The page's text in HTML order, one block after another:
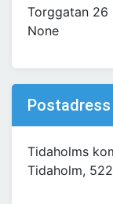
Torggatan 26
None
Postadress
Tidaholms
Tidaholm,